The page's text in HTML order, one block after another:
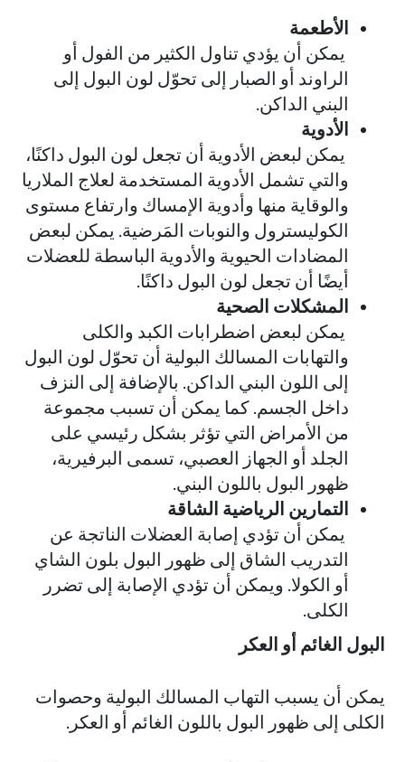
الأطعمة
يمكن أن يؤدي تناول الكثير من الفول أو
الراوند أو الصبار إلى تحوّل لون البول إلى
البني الداكن.
الأدوية
يمكن لبعض الأدوية أن تجعل لون البول داكنًا،
والتي تشمل الأدوية المستخدمة لعلاج الملاريا
والوقاية منها وأدوية الإمساك وارتفاع مستوى
الكوليسترول والنوبات المَرضية. يمكن لبعض
المضادات الحيوية والأدوية الباسطة للعضلات
أيضًا أن تجعل لون البول داكنًا.
المشكلات الصحية
يمكن لبعض اضطرابات الكبد والكلى
والتهابات المسالك البولية أن تحوّل لون البول
إلى اللون البني الداكن. بالإضافة إلى النزف
داخل الجسم. كما يمكن أن تسبب مجموعة
من الأمراض التي تؤثر بشكل رئيسي على
الجلد أو الجهاز العصبي، تسمى البرفيرية،
ظهور البول باللون البني.
التمارين الرياضية الشاقة
يمكن أن تؤدي إصابة العضلات الناتجة عن
التدريب الشاق إلى ظهور البول بلون الشاي
أو الكولا. ويمكن أن تؤدي الإصابة إلى تضرر
الكلى.
البول الغائم أو العكر
يمكن أن يسبب التهاب المسالك البولية وحصوات
الكلى إلى ظهور البول باللون الغائم أو العكر.